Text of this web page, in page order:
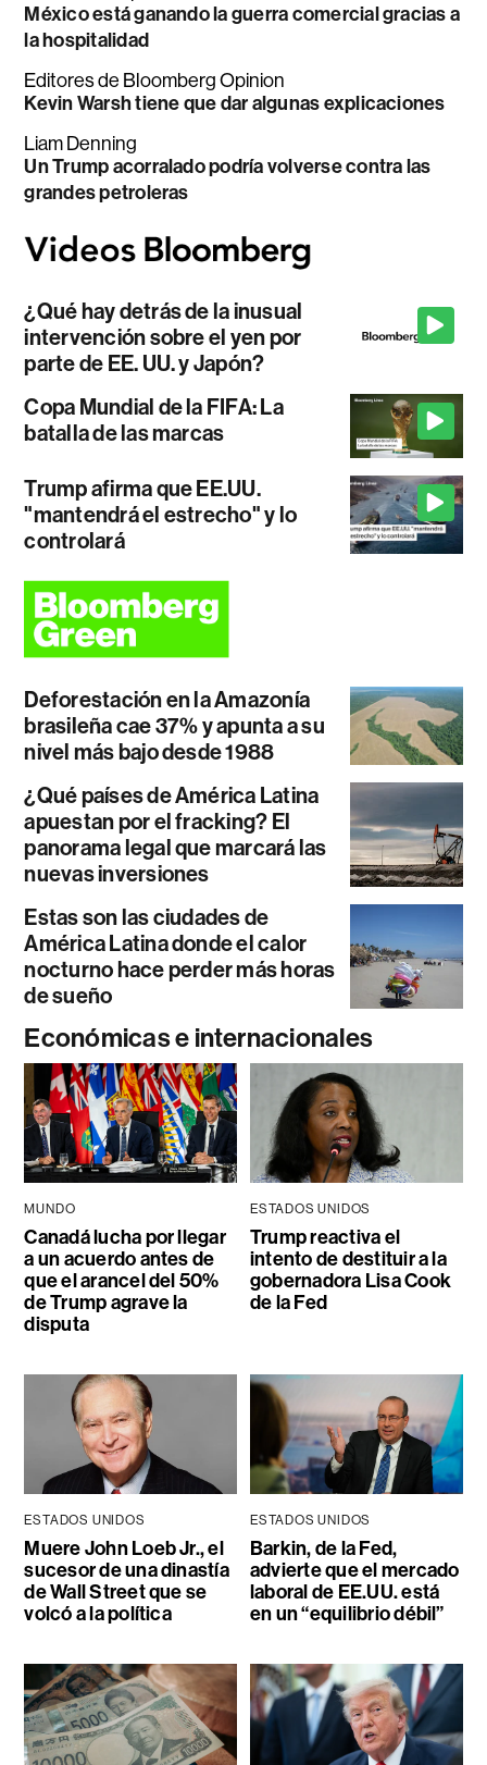
México está ganando la guerra comercial gracias a
la hospitalidad
Editores de Bloomberg Opinion
Kevin Warsh tiene que dar algunas explicaciones
Liam Denning
Un Trump acorralado podría volverse contra las
grandes petroleras
¿Qué hay detrás de la inusual
intervención sobre el yen por
parte de EE. UU. y Japón?
Copa Mundial de la FIFA: La
batalla de las marcas
Trump afirma que EE.UU.
"mantendrá el estrecho" y lo
controlará
Deforestación en la Amazonía
brasileña cae 37% y apunta a su
nivel más bajo desde 1988
¿Qué países de América Latina
apuestan por el fracking? El
panorama legal que marcará las
nuevas inversiones
Estas son las ciudades de
América Latina donde el calor
nocturno hace perder más horas
de sueño
Económicas e internacionales
MUNDO
Canadá lucha por llegar
a un acuerdo antes de
que el arancel del 50%
de Trump agrave la
disputa
ESTADOS UNIDOS
Trump reactiva el
intento de destituir a la
gobernadora Lisa Cook
de la Fed
ESTADOS UNIDOS
Muere John Loeb Jr., el
sucesor de una dinastía
de Wall Street que se
volcó a la política
ESTADOS UNIDOS
Barkin, de la Fed,
advierte que el mercado
laboral de EE.UU. está
en un “equilibrio débil”